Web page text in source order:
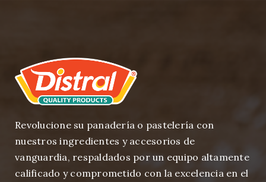
Revolucione su panadería o pastelería con
nuestros ingredientes y accesorios de
vanguardia, respaldados por un equipo altamente
calificado y comprometido con la excelencia en el